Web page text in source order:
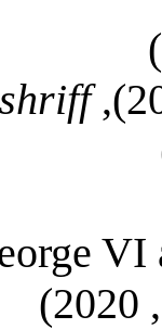
VI